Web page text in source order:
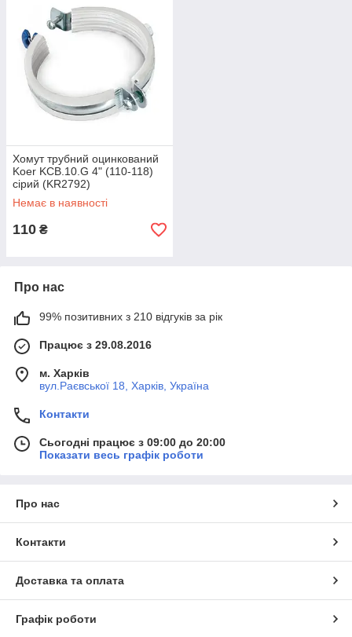
Хомут трубний оцинкований
Koer KCB.10.G 4" (110-118)
сірий (KR2792)
Немає в наявності
110 ₴
Про нас
99% позитивних з 210 відгуків за рік
Працює з 29.08.2016
м. Харків
вул.Раєвської 18, Харків, Україна
Контакти
Сьогодні працює з 09:00 до 20:00
Показати весь графік роботи
Про нас
Контакти
Доставка та оплата
Графік роботи